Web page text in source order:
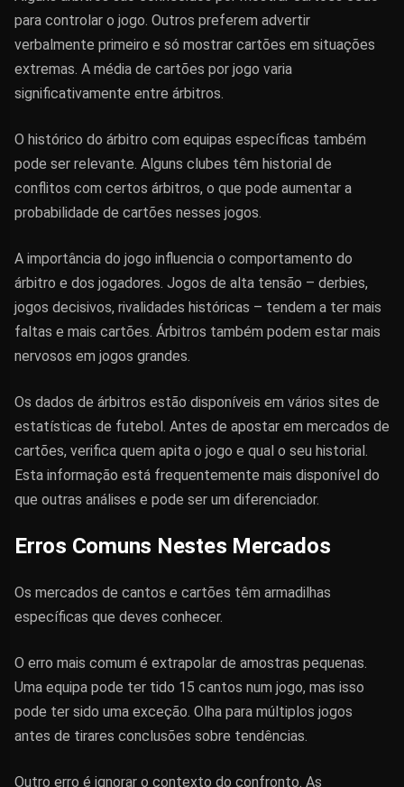
para controlar o jogo. Outros preferem advertir
verbalmente primeiro e só mostrar cartões em situações
extremas. A média de cartões por jogo varia
significativamente entre árbitros.
O histórico do árbitro com equipas específicas também
pode ser relevante. Alguns clubes têm historial de
conflitos com certos árbitros, o que pode aumentar a
probabilidade de cartões nesses jogos.
A importância do jogo influencia o comportamento do
árbitro e dos jogadores. Jogos de alta tensão – derbies,
jogos decisivos, rivalidades históricas – tendem a ter mais
faltas e mais cartões. Árbitros também podem estar mais
nervosos em jogos grandes.
Os dados de árbitros estão disponíveis em vários sites de
estatísticas de futebol. Antes de apostar em mercados de
cartões, verifica quem apita o jogo e qual o seu historial.
Esta informação está frequentemente mais disponível do
que outras análises e pode ser um diferenciador.
Erros Comuns Nestes Mercados
Os mercados de cantos e cartões têm armadilhas
específicas que deves conhecer.
O erro mais comum é extrapolar de amostras pequenas.
Uma equipa pode ter tido 15 cantos num jogo, mas isso
pode ter sido uma exceção. Olha para múltiplos jogos
antes de tirares conclusões sobre tendências.
Outro erro é ignorar o contexto do confronto. As